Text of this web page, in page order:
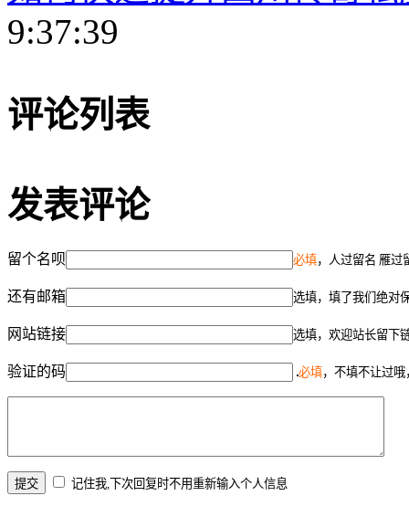
9:37:39
评论列表
发表评论
留个名呗 必填，人过留名 雁过
还有邮箱 选填，填了我们绝对
网站链接 选填，欢迎站长留下
验证的码 必填，不填不让过
记住我,下次回复时不用重新输入个人信息